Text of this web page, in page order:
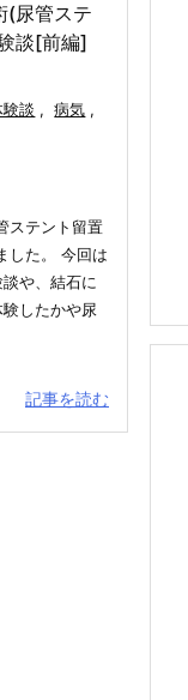
(尿管ステ
談[前編]
験談 , 病気 ,
ステント留置
した。 今回は
や、結石に
したかや尿
記事を読む